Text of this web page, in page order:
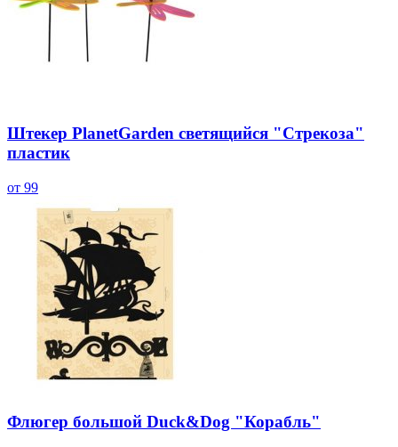
Штекер PlanetGarden светящийся "Стрекоза"
пластик
от 99
Флюгер большой Duck&Dog "Корабль"